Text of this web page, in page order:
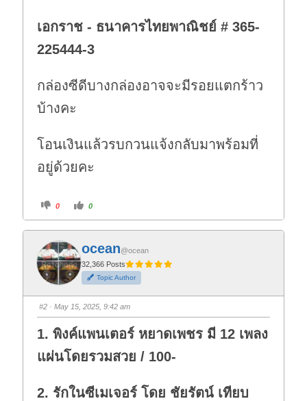
เอกราช - ธนาคารไทยพาณิชย์ # 365-
225444-3
กล่องซีดีบางกล่องอาจจะมีรอยแตกร้าว
บ้างคะ
โอนเงินแล้วรบกวนแจ้งกลับมาพร้อมที่
อยู่ด้วยคะ
C
i
k
f
o
r
t
h
u
m
d
o
n
0
C
i
k
o
r
t
h
u
m
u
p
0
ocean@ocean
32,366 Posts
Topic Author
#2 · May 15, 2025, 9:42 am
1. พิงค์แพนเตอร์ หยาดเพชร มี 12 เพลง
แผ่นโดยรวมสวย / 100-
2. รักในซีเมเจอร์ โดย ชัยรัตน์ เทียบ